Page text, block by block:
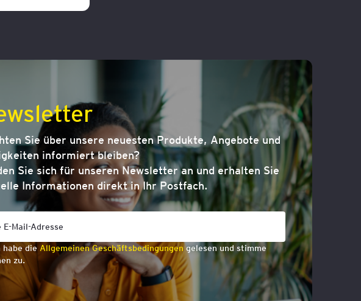
Sie über unsere neuesten Produkte, Angebote und
informiert bleiben?
Sie sich für unseren Newsletter an und erhalten Sie
Informationen direkt in Ihr Postfach.
habe die Allgemeinen Geschäftsbedingungengelesen und stimme
zu.